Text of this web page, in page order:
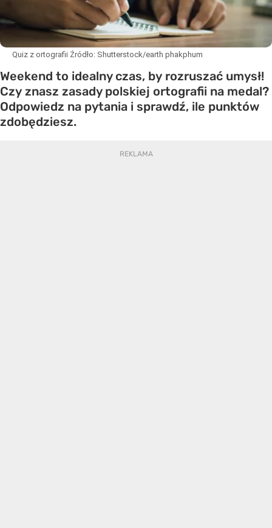
Quiz z ortografii Źródło: Shutterstock/earth phakphum
Weekend to idealny czas, by rozruszać umysł!
Czy znasz zasady polskiej ortografii na medal?
Odpowiedz na pytania i sprawdź, ile punktów
zdobędziesz.